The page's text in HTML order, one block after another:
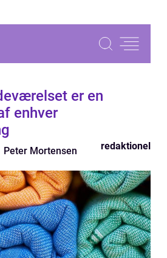
er en
enhver
Peter Mortensen redaktionel